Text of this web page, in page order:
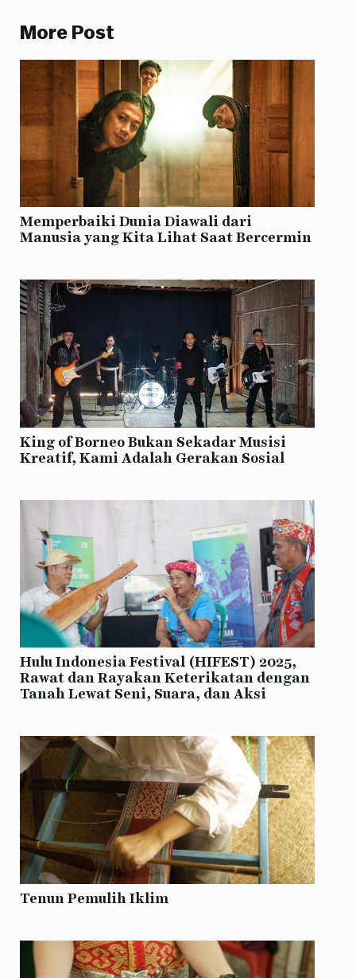
More Post
Memperbaiki Dunia Diawali dari
Manusia yang Kita Lihat Saat Bercermin
King of Borneo Bukan Sekadar Musisi
Kreatif, Kami Adalah Gerakan Sosial
Hulu Indonesia Festival (HIFEST) 2025,
Rawat dan Rayakan Keterikatan dengan
Tanah Lewat Seni, Suara, dan Aksi
Tenun Pemulih Iklim